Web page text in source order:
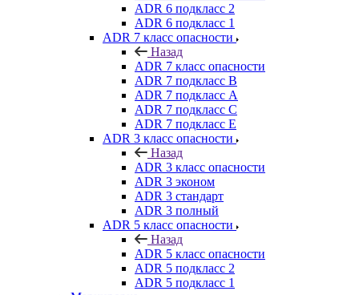
ADR 6 подкласс 2
ADR 6 подкласс 1
ADR 7 класс опасности
Назад
ADR 7 класс опасности
ADR 7 подкласс B
ADR 7 подкласс A
ADR 7 подкласс C
ADR 7 подкласс E
ADR 3 класс опасности
Назад
ADR 3 класс опасности
ADR 3 эконом
ADR 3 стандарт
ADR 3 полный
ADR 5 класс опасности
Назад
ADR 5 класс опасности
ADR 5 подкласс 2
ADR 5 подкласс 1